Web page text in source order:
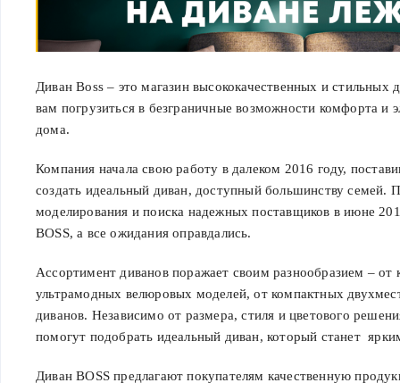
Диван Boss – это магазин высококачественных и стильных
вам погрузиться в безграничные возможности комфорта и
дома.
Компания начала свою работу в далеком 2016 году,
создать идеальный диван, доступный большинству семей.
моделирования и поиска надежных поставщиков в июне
BOSS, а все ожидания оправдались.
Ассортимент диванов поражает своим разнообразием – от
ультрамодных велюровых моделей, от компактных
диванов. Независимо от размера, стиля и цветового
помогут подобрать идеальный диван, который станет
Диван BOSS предлагают покупателям качественную